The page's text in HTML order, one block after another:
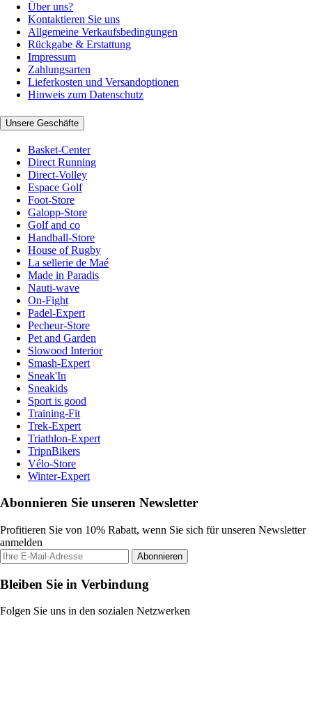
Über uns?
Kontaktieren Sie uns
Allgemeine Verkaufsbedingungen
Rückgabe & Erstattung
Impressum
Zahlungsarten
Lieferkosten und Versandoptionen
Hinweis zum Datenschutz
Unsere Geschäfte
Basket-Center
Direct Running
Direct-Volley
Espace Golf
Foot-Store
Galopp-Store
Golf and co
Handball-Store
House of Rugby
La sellerie de Maé
Made in Paradis
Nauti-wave
On-Fight
Padel-Expert
Pecheur-Store
Pet and Garden
Slowood Interior
Smash-Expert
Sneak'In
Sneakids
Sport is good
Training-Fit
Trek-Expert
Triathlon-Expert
TripnBikers
Vélo-Store
Winter-Expert
Abonnieren Sie unseren Newsletter
Profitieren Sie von 10% Rabatt, wenn Sie sich für unseren Newsletter
anmelden
Abonnieren
Bleiben Sie in Verbindung
Folgen Sie uns in den sozialen Netzwerken